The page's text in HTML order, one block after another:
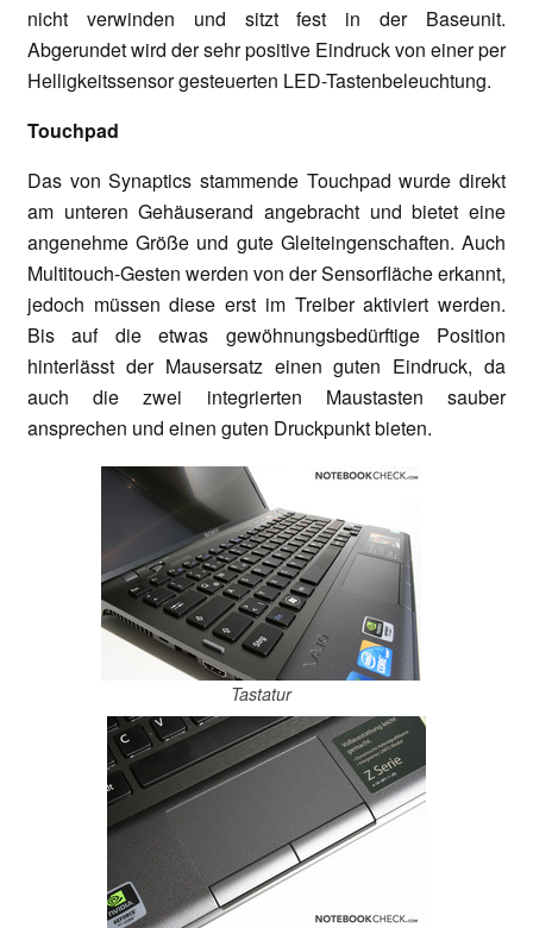
nicht verwinden und sitzt fest in der Baseunit.
Abgerundet wird der sehr positive Eindruck von einer per
Helligkeitssensor gesteuerten LED-Tastenbeleuchtung.
Touchpad
Das von Synaptics stammende Touchpad wurde direkt
am unteren Gehäuserand angebracht und bietet eine
angenehme Größe und gute Gleiteingenschaften. Auch
Multitouch-Gesten werden von der Sensorfläche erkannt,
jedoch müssen diese erst im Treiber aktiviert werden.
Bis auf die etwas gewöhnungsbedürftige Position
hinterlässt der Mausersatz einen guten Eindruck, da
auch die zwei integrierten Maustasten sauber
ansprechen und einen guten Druckpunkt bieten.
Tastatur